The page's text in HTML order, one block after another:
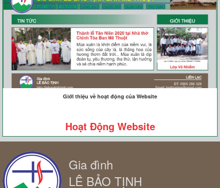
Giới thiệu về hoạt động của Website
Hoạt Động Website
Gia đình
LÊ BẢO TỊNH